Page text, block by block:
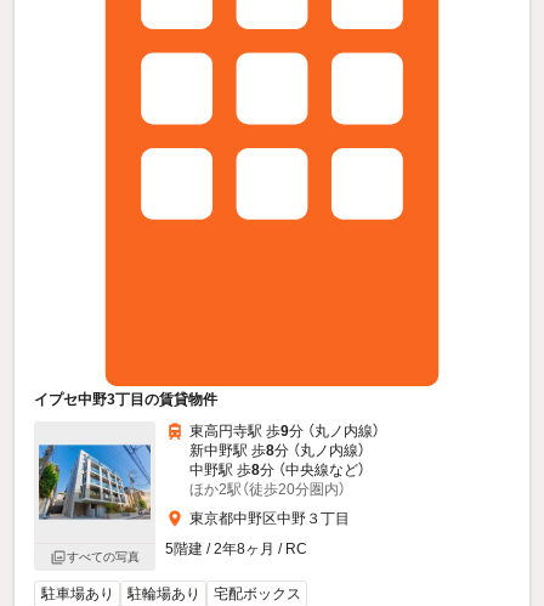
イプセ中野3丁目の賃貸物件
すべての写真
東高円寺駅 歩9分 （丸ノ内線）
新中野駅 歩8分 （丸ノ内線）
中野駅 歩8分 （中央線など）
ほか2駅（徒歩20分圏内）
東京都中野区中野３丁目
5階建 / 2年8ヶ月 / RC
駐車場あり 駐輪場あり 宅配ボックス